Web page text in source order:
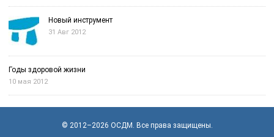
Новый инструмент
31 Авг 2012
Годы здоровой жизни
10 мая 2012
© 2012–2026 OСДМ . Все права защищены.